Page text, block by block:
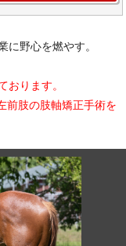
に野心を燃やす。
おります。
前肢の肢軸矯正手術を